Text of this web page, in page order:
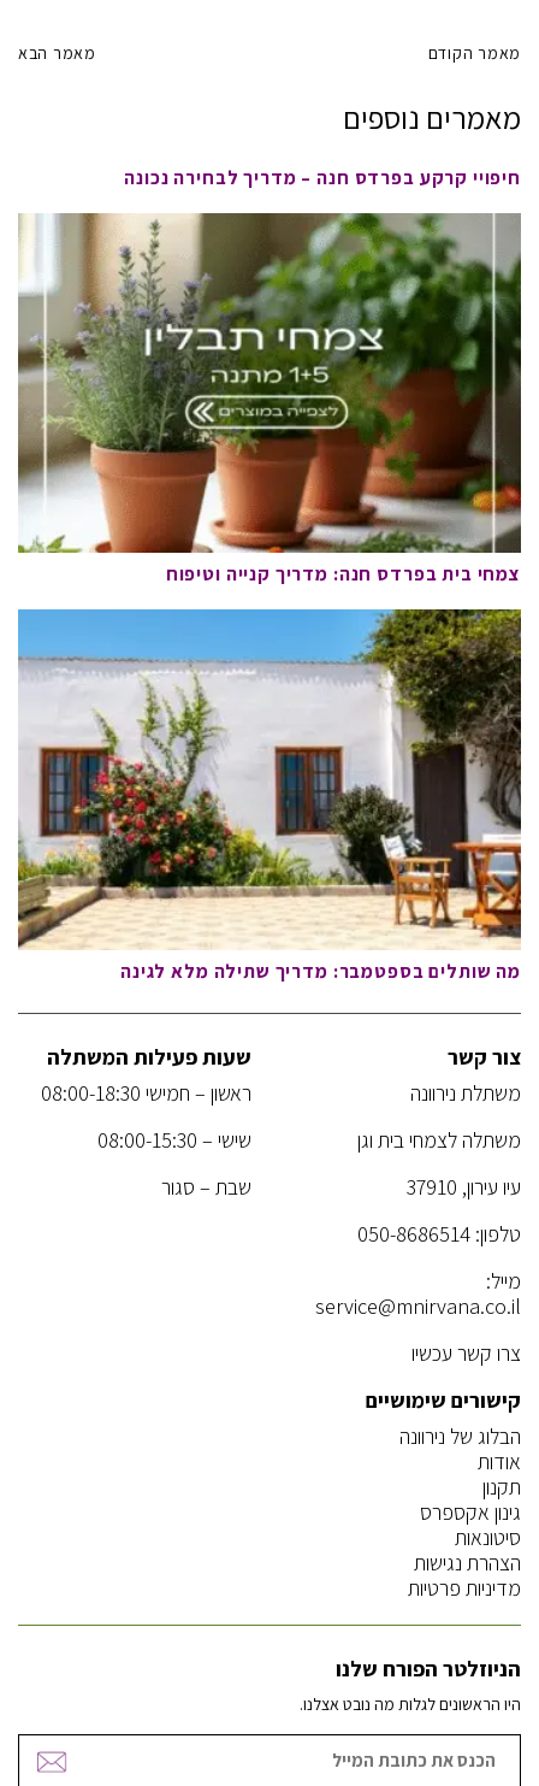
מאמר הקודם מאמר הבא
מאמרים נוספים
חיפויי קרקע בפרדס חנה – מדריך לבחירה נכונה
צמחי בית בפרדס חנה: מדריך קנייה וטיפוח
מה שותלים בספטמבר: מדריך שתילה מלא לגינה
צור קשר
משתלת נירוונה
משתלה לצמחי בית וגן
עיו עירון, 37910
טלפון: 050-8686514
מייל:
service@mnirvana.co.il
צרו קשר עכשיו
שעות פעילות המשתלה
ראשון – חמישי 08:00-18:30
שישי – 08:00-15:30
שבת – סגור
קישורים שימושיים
הבלוג של נירוונה
אודות
תקנון
גינון אקספרס
סיטונאות
הצהרת נגישות
מדיניות פרטיות
הניוזלטר הפורח שלנו
היו הראשונים לגלות מה נובט אצלנו.